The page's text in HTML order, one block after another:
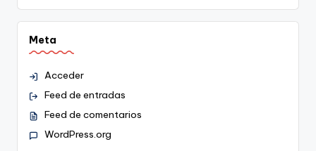
Meta
Acceder
Feed de entradas
Feed de comentarios
WordPress.org